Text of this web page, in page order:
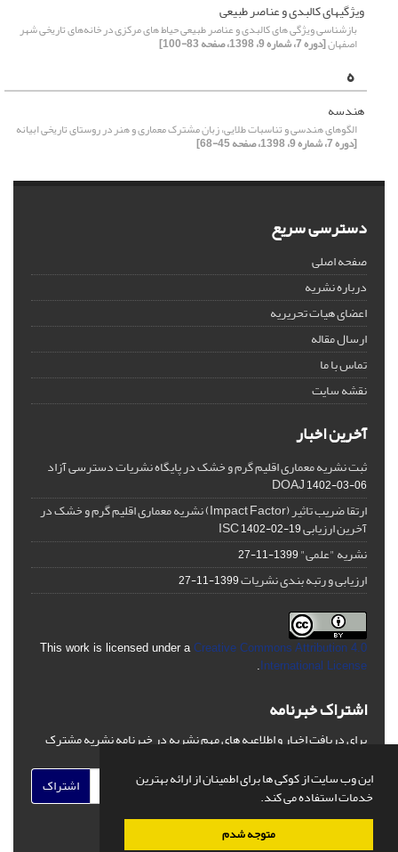
این وب سایت از کوکی ها برای اطمینان از ارائه بهترین
خدمات استفاده می کند.
متوجه شدم
ویژگی­های کالبدی و عناصر طبیعی
بازشناسی ویژگی های کالبدی و عناصر طبیعی حیاط های مرکزی در خانه‌های تاریخی شهر
اصفهان[دوره 7، شماره 9، 1398، صفحه 83-100]
ه
هندسه
الگوهای هندسی و تناسبات طلایی، زبان مشترک معماری و هنر در روستای تاریخی ابیانه
[دوره 7، شماره 9، 1398، صفحه 45-68]
دسترسی سریع
صفحه اصلی
درباره نشریه
اعضای هیات تحریریه
ارسال مقاله
تماس با ما
نقشه سایت
آخرین اخبار
ثبت نشریه معماری اقلیم گرم و خشک در پایگاه نشریات دسترسی آزاد
DOAJ1402-03-06
ارتقا ضریب تاثیر (Impact Factor) نشریه معماری اقلیم گرم و خشک در
آخرین ارزیابی ISC1402-02-19
نشریه "علمی"1399-11-27
ارزیابی و رتبه بندی نشریات1399-11-27
This work is licensed under a Creative Commons Attribution 4.0
International License
اشتراک خبرنامه
برای دریافت اخبار و اطلاعیه های مهم نشریه در خبرنامه نشریه مشترک
اشتراک